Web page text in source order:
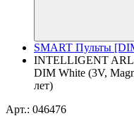
SMART Пульты
INTELLIGENT
DIM White (3V,
лет)
Арт.: 046476